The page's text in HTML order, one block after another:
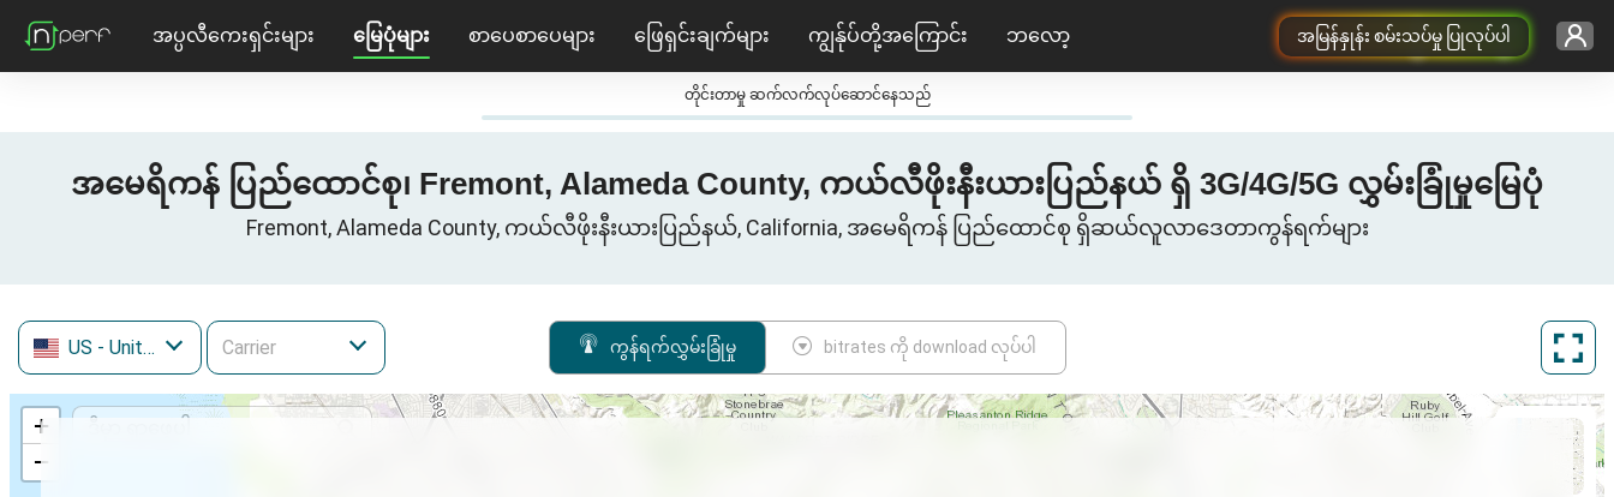
အမြန်နှုန်း စမ်းသပ်မှု ပြုလုပ်ပါ
အပ္ပလီကေးရှင်းများ မြေပုံများ စာပေစာပေများ ဖြေရှင်းချက်များ ကျွန်ုပ်တို့အကြောင်း ဘလော့
တိုင်းတာမှု ဆက်လက်လုပ်ဆောင်နေသည်
အမေရိကန် ပြည်ထောင်စု၊ Fremont, Alameda County, ကယ်လီဖိုးနီးယားပြည်နယ် ရှိ 3G/4G/5G လွှမ်းခြုံမှုမြေပုံ
Fremont, Alameda County, ကယ်လီဖိုးနီးယားပြည်နယ်, California, အမေရိကန် ပြည်ထောင်စု ရှိဆယ်လူလာဒေတာကွန်ရက်များ
US - United States ကွန်ရက်လွှမ်းခြုံမှု bitrates ကို download လုပ်ပါ
+
−